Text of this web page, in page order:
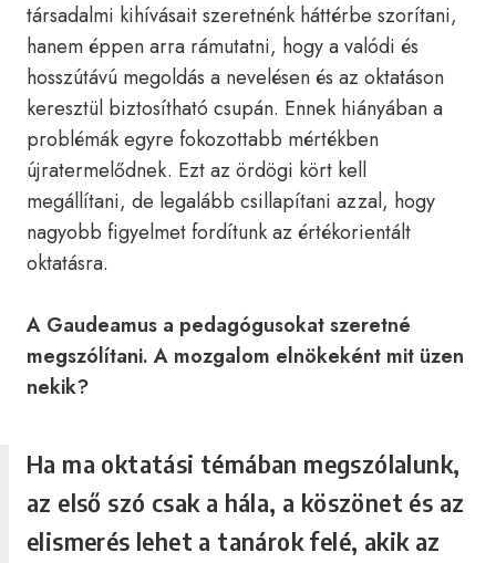
társadalmi kihívásait szeretnénk háttérbe szorítani,
hanem éppen arra rámutatni, hogy a valódi és
hosszútávú megoldás a nevelésen és az oktatáson
keresztül biztosítható csupán. Ennek hiányában a
problémák egyre fokozottabb mértékben
újratermelődnek. Ezt az ördögi kört kell
megállítani, de legalább csillapítani azzal, hogy
nagyobb figyelmet fordítunk az értékorientált
oktatásra.
A Gaudeamus a pedagógusokat szeretné
megszólítani. A mozgalom elnökeként mit üzen
nekik?
Ha ma oktatási témában megszólalunk,
az első szó csak a hála, a köszönet és az
elismerés lehet a tanárok felé, akik az